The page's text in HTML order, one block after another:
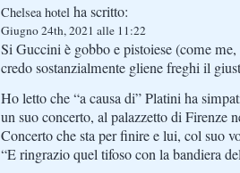
Chelsea hotel ha scritto:
Giugno 24th, 2021 alle 11:22
Si Guccini è gobbo e pistoiese (come
credo sostanzialmente gliene freghi il
Ho letto che “a causa di” Platini ha
un suo concerto, al palazzetto di Firenze
Concerto che sta per finire e lui, col suo
“E ringrazio quel tifoso con la bandiera